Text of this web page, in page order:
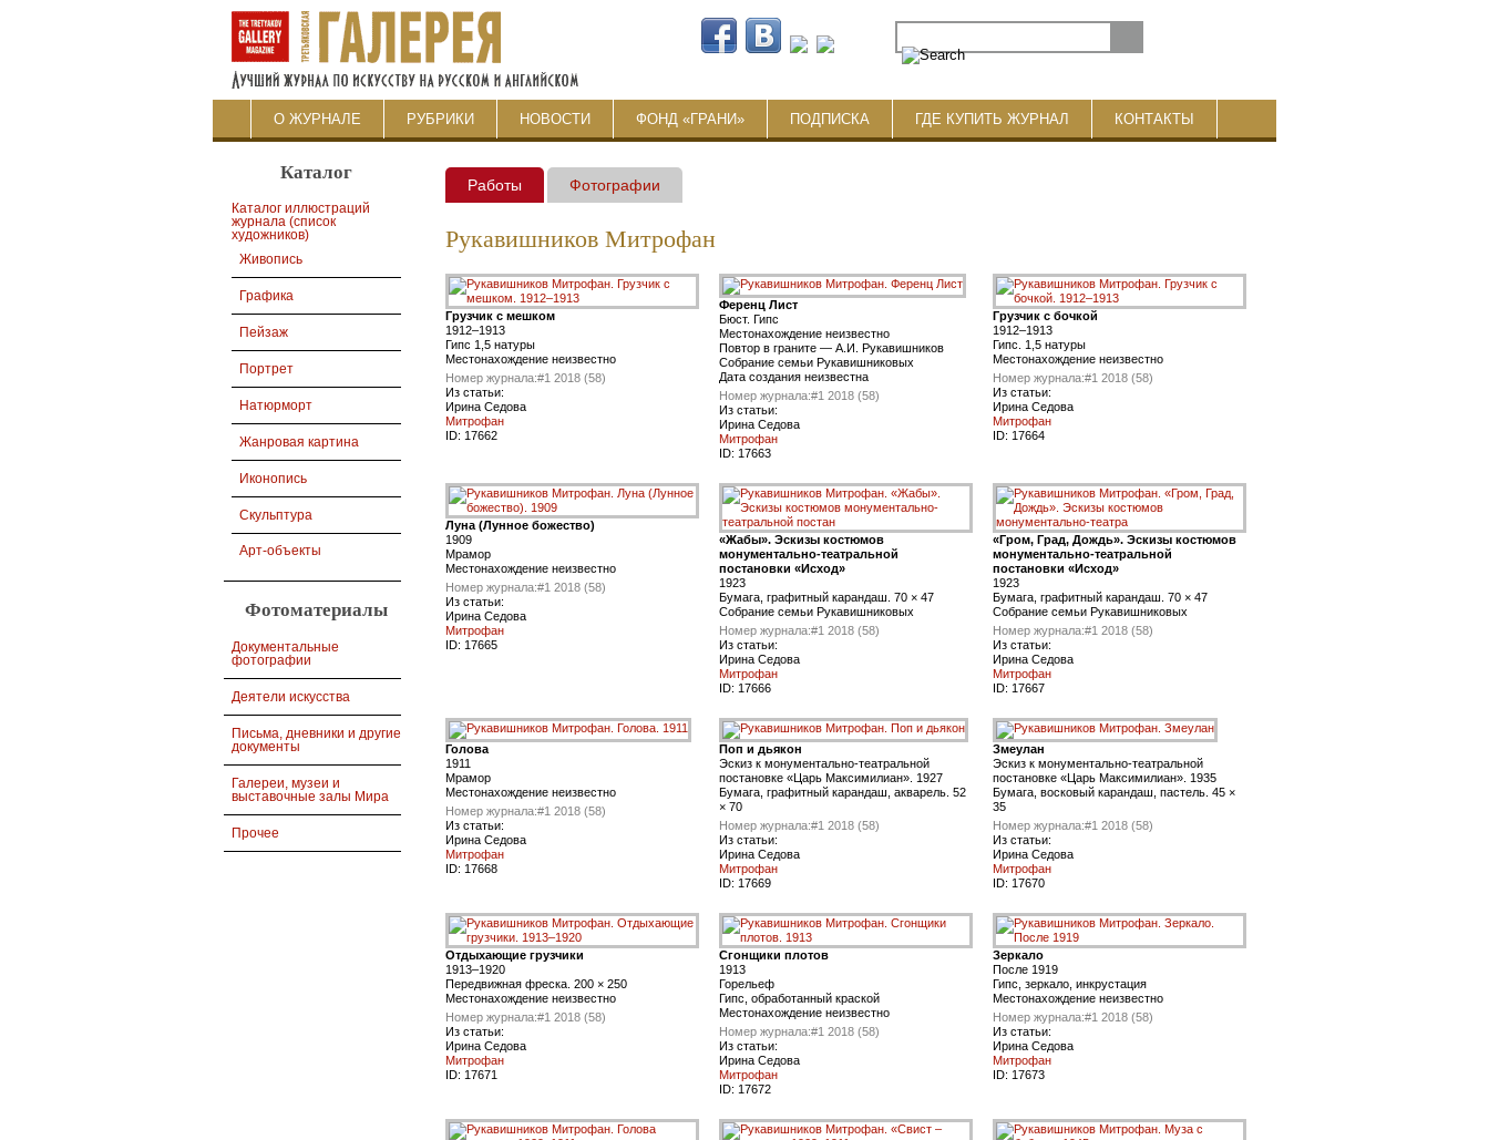
О ЖУРНАЛЕ РУБРИКИ НОВОСТИ ФОНД «ГРАНИ» ПОДПИСКА ГДЕ КУПИТЬ ЖУРНАЛ КОНТАКТЫ
Каталог
Каталог иллюстраций
журнала (список
художников)
Живопись
Графика
Пейзаж
Портрет
Натюрморт
Жанровая картина
Иконопись
Скульптура
Арт-объекты
Фотоматериалы
Документальные
фотографии
Деятели искусства
Письма, дневники и другие
документы
Галереи, музеи и
выставочные залы Мира
Прочее
Работы Фотографии
Рукавишников Митрофан
Грузчик с мешком
1912–1913
Гипс 1,5 натуры
Mестонахождение неизвестно
Номер журнала:#1 2018 (58)
Из статьи:
Ирина Седова
Митрофан
ID: 17662
Ференц Лист
Бюст. Гипс
Местонахождение неизвестно
Повтор в граните — А.И. Рукавишников
Собрание семьи Рукавишниковых
Дата создания неизвестна
Номер журнала:#1 2018 (58)
Из статьи:
Ирина Седова
Митрофан
ID: 17663
Грузчик с бочкой
1912–1913
Гипс. 1,5 натуры
Местонахождение неизвестно
Номер журнала:#1 2018 (58)
Из статьи:
Ирина Седова
Митрофан
ID: 17664
Луна (Лунное божество)
1909
Мрамор
Местонахождение неизвестно
Номер журнала:#1 2018 (58)
Из статьи:
Ирина Седова
Митрофан
ID: 17665
«Жабы». Эскизы костюмов
монументально-театральной
постановки «Исход»
1923
Бумага, графитный карандаш. 70 × 47
Собрание семьи Рукавишниковых
Номер журнала:#1 2018 (58)
Из статьи:
Ирина Седова
Митрофан
ID: 17666
«Гром, Град, Дождь». Эскизы костюмов
монументально-театральной
постановки «Исход»
1923
Бумага, графитный карандаш. 70 × 47
Собрание семьи Рукавишниковых
Номер журнала:#1 2018 (58)
Из статьи:
Ирина Седова
Митрофан
ID: 17667
Голова
1911
Мрамор
Местонахождение неизвестно
Номер журнала:#1 2018 (58)
Из статьи:
Ирина Седова
Митрофан
ID: 17668
Поп и дьякон
Эскиз к монументально-театральной
постановке «Царь Максимилиан». 1927
Бумага, графитный карандаш, акварель. 52
× 70
Номер журнала:#1 2018 (58)
Из статьи:
Ирина Седова
Митрофан
ID: 17669
Змеулан
Эскиз к монументально-театральной
постановке «Царь Максимилиан». 1935
Бумага, восковый карандаш, пастель. 45 ×
35
Номер журнала:#1 2018 (58)
Из статьи:
Ирина Седова
Митрофан
ID: 17670
Отдыхающие грузчики
1913–1920
Передвижная фреска. 200 × 250
Местонахождение неизвестно
Номер журнала:#1 2018 (58)
Из статьи:
Ирина Седова
Митрофан
ID: 17671
Сгонщики плотов
1913
Горельеф
Гипс, обработанный краской
Местонахождение неизвестно
Номер журнала:#1 2018 (58)
Из статьи:
Ирина Седова
Митрофан
ID: 17672
Зеркало
После 1919
Гипс, зеркало, инкрустация
Местонахождение неизвестно
Номер журнала:#1 2018 (58)
Из статьи:
Ирина Седова
Митрофан
ID: 17673